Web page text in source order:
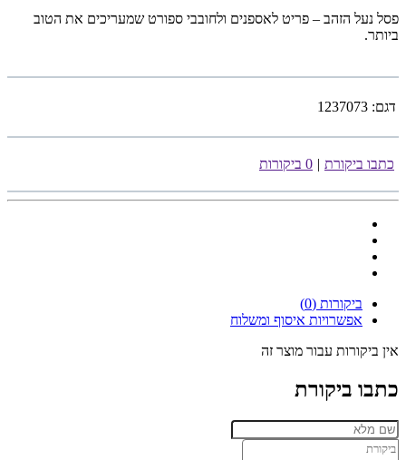
פסל נעל הזהב – פריט לאספנים ולחובבי ספורט שמעריכים את הטוב
ביותר.
דגם: 1237073
כתבו ביקורת | 0 ביקורות
ביקורות (0)
אפשרויות איסוף ומשלוח
אין ביקורות עבור מוצר זה
כתבו ביקורת